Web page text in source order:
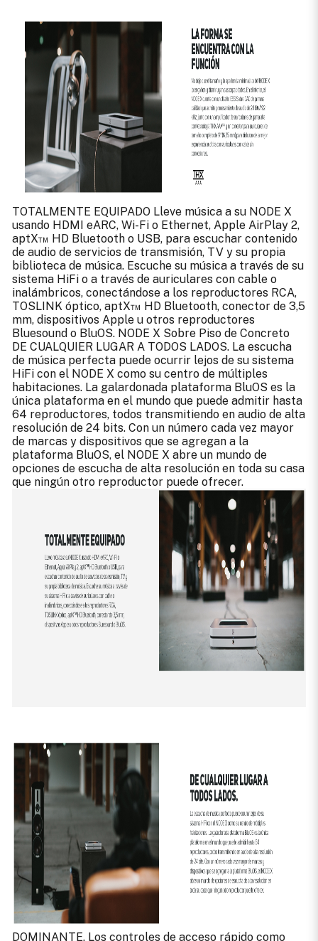
TOTALMENTE EQUIPADO Lleve música a su NODE X
usando HDMI eARC, Wi-Fi o Ethernet, Apple AirPlay 2,
aptX™ HD Bluetooth o USB, para escuchar contenido
de audio de servicios de transmisión, TV y su propia
biblioteca de música. Escuche su música a través de su
sistema HiFi o a través de auriculares con cable o
inalámbricos, conectándose a los reproductores RCA,
TOSLINK óptico, aptX™ HD Bluetooth, conector de 3,5
mm, dispositivos Apple u otros reproductores
Bluesound o BluOS. NODE X Sobre Piso de Concreto
DE CUALQUIER LUGAR A TODOS LADOS. La escucha
de música perfecta puede ocurrir lejos de su sistema
HiFi con el NODE X como su centro de múltiples
habitaciones. La galardonada plataforma BluOS es la
única plataforma en el mundo que puede admitir hasta
64 reproductores, todos transmitiendo en audio de alta
resolución de 24 bits. Con un número cada vez mayor
de marcas y dispositivos que se agregan a la
plataforma BluOS, el NODE X abre un mundo de
opciones de escucha de alta resolución en toda su casa
que ningún otro reproductor puede ofrecer.
DOMINANTE. Los controles de acceso rápido como